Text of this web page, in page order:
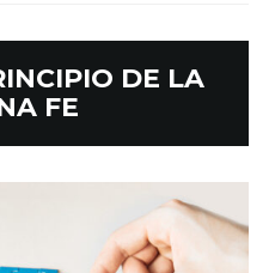
DE LA
FE